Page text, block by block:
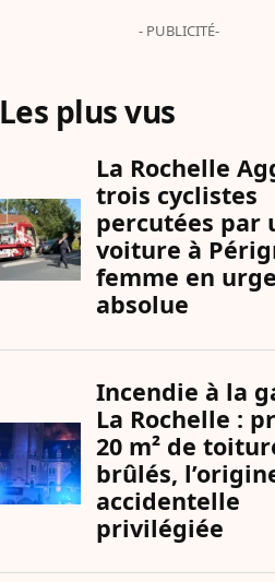
- PUBLICITÉ-
Les plus vus